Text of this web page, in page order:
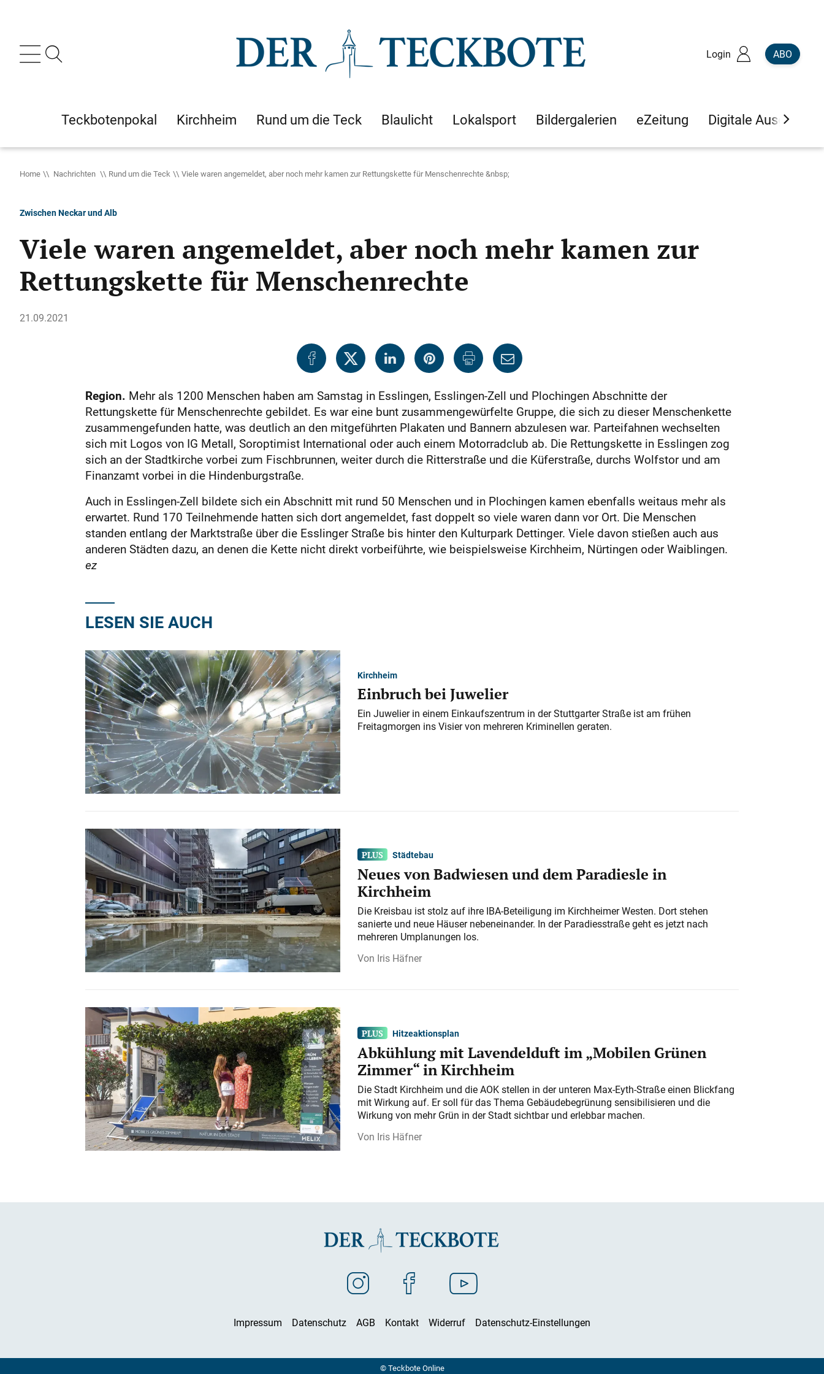
Login ABO
Teckbotenpokal Kirchheim Rund um die Teck Blaulicht Lokalsport Bildergalerien eZeitung Digitale Ausgaben
Home Nachrichten Rund um die Teck Viele waren angemeldet, aber noch mehr kamen zur Rettungskette für Menschenrechte &nbsp;
Zwischen Neckar und Alb
Viele waren angemeldet, aber noch mehr kamen zur
Rettungskette für Menschenrechte
21.09.2021
Region. Mehr als 1200 Menschen haben am Samstag in ­Esslingen, Esslingen-Zell und Plochingen Abschnitte der
Rettungskette für Menschenrechte gebildet. Es war eine bunt zusammengewürfelte Gruppe, die sich zu dieser Menschenkette
zusammengefunden hatte, was deutlich an den mitgeführten Plakaten und Bannern abzulesen war. Parteifahnen wechselten
sich mit Logos von IG Metall, Soroptimist International oder auch einem Motorradclub ab. Die Rettungskette in Esslingen zog
sich an der Stadtkirche vorbei zum Fischbrunnen, weiter durch die Ritterstraße und die Küferstraße, durchs Wolfstor und am
Finanzamt vorbei in die Hindenburgstraße.
Auch in Esslingen-Zell bildete sich ein Abschnitt mit rund 50 Menschen und in Plochingen kamen ebenfalls weitaus mehr als
erwartet. Rund 170 Teilnehmende hatten sich dort angemeldet, fast doppelt so viele waren dann vor Ort. Die Menschen
standen entlang der Marktstraße über die Esslinger Straße bis hinter den Kulturpark Dettinger. Viele davon stießen auch aus
anderen Städten dazu, an denen die Kette nicht direkt vorbeiführte, wie beispielsweise Kirchheim, Nürtingen oder Waiblingen.
ez
LESEN SIE AUCH
Kirchheim
Einbruch bei Juwelier
Ein Juwelier in einem Einkaufszentrum in der Stuttgarter Straße ist am frühen
Freitagmorgen ins Visier von mehreren Kriminellen geraten.
Städtebau
Neues von Badwiesen und dem Paradiesle in
Kirchheim
Die Kreisbau ist stolz auf ihre IBA-Beteiligung im Kirchheimer Westen. Dort stehen
sanierte und neue Häuser nebeneinander. In der Paradiesstraße geht es jetzt nach
mehreren Umplanungen los.
Iris Häfner
Hitzeaktionsplan
Abkühlung mit Lavendelduft im „Mobilen Grünen
Zimmer“ in Kirchheim
Die Stadt Kirchheim und die AOK stellen in der unteren Max-Eyth-Straße einen Blickfang
mit Wirkung auf. Er soll für das Thema Gebäudebegrünung sensibilisieren und die
Wirkung von mehr Grün in der Stadt sichtbar und erlebbar machen.
Iris Häfner
Impressum Datenschutz AGB Kontakt Widerruf Datenschutz-Einstellungen
© Teckbote Online